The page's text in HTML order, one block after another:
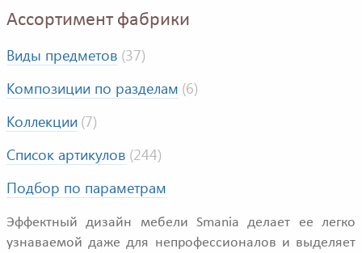
Ассортимент фабрики
Виды предметов (37)
Композиции по разделам (6)
Коллекции (7)
Список артикулов (244)
Подбор по параметрам
Эффектный дизайн мебели Smania делает ее легко
узнаваемой даже для непрофессионалов и выделяет